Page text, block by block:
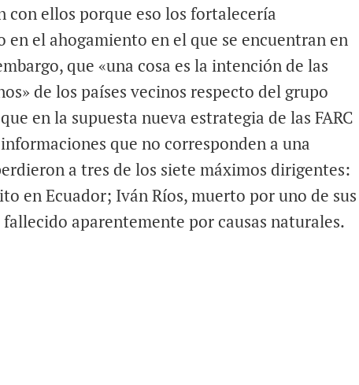
ellos porque eso los fortalecería
el ahogamiento en el que se encuentran en
que «una cosa es la intención de las
de los países vecinos respecto del grupo
en la supuesta nueva estrategia de las FARC
que no corresponden a una
a tres de los siete máximos dirigentes:
en Ecuador; Iván Ríos, muerto por uno de sus
aparentemente por causas naturales.